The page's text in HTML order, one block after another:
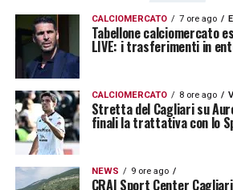
CALCIOMERCATO 7 ore ago
Tabellone calciomercato
LIVE: i trasferimenti in
CALCIOMERCATO 8 ore ago
Stretta del Cagliari su
finali la trattativa con lo
NEWS 9 ore ago
CRAI Sport Center